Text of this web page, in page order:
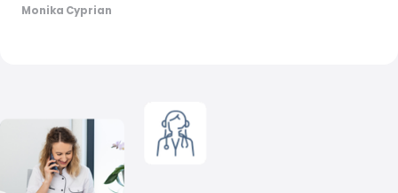
Monika Cyprian